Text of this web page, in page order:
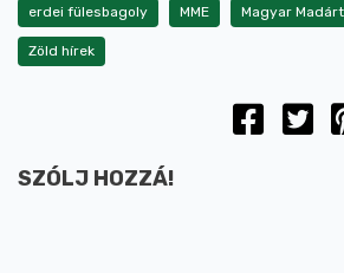
erdei fülesbagoly MME Magyar
Zöld hírek
SZÓLJ HOZZÁ!